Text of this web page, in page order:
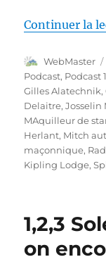
Continuer la
Auteur
WebMaster
Podcast, Podcast
Gilles Alatechnik,
Delaitre,Josselin
MAquilleur de
Herlant, Mitch
maçonnique,
Kipling Lodge,
1,2,3
on